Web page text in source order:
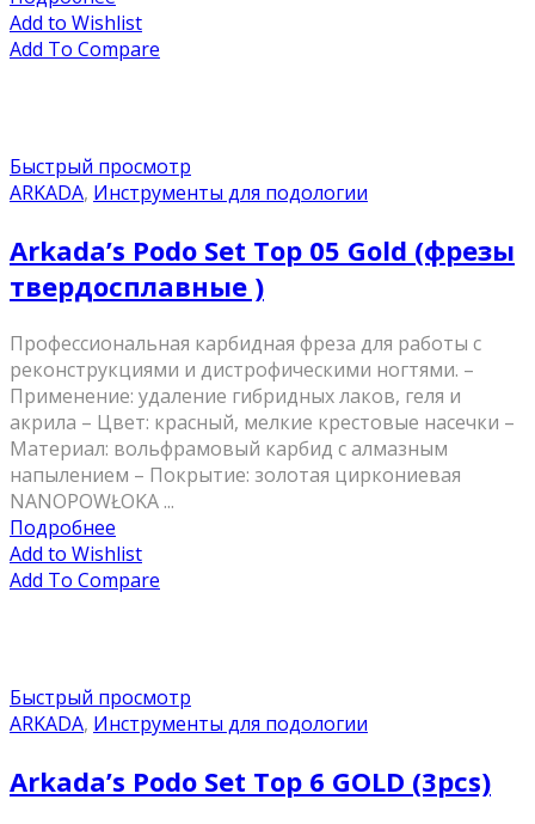
Add to Wishlist
Add To Compare
Быстрый просмотр
ARKADA, Инструменты для подологии
Arkada’s Podo Set Top 05 Gold (фрезы
твердосплавные )
Профессиональная карбидная фреза для работы с
реконструкциями и дистрофическими ногтями. –
Применение: удаление гибридных лаков, геля и
акрила – Цвет: красный, мелкие крестовые насечки –
Материал: вольфрамовый карбид с алмазным
напылением – Покрытие: золотая циркониевая
NANOPOWŁOKA ...
Подробнее
Add to Wishlist
Add To Compare
Быстрый просмотр
ARKADA, Инструменты для подологии
Arkada’s Podo Set Top 6 GOLD (3pcs)